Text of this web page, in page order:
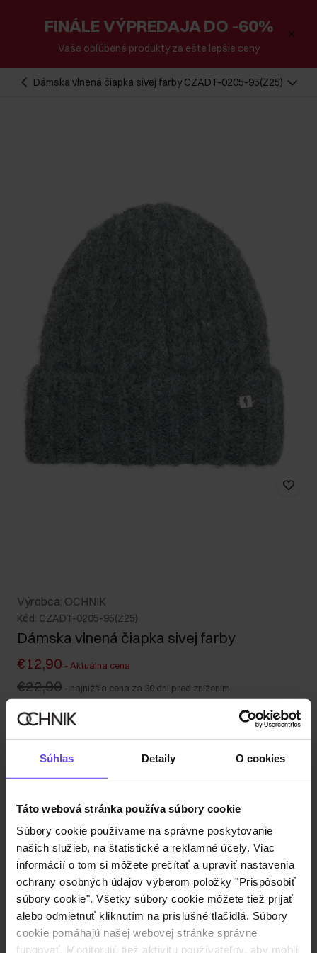
Súhlas Detaily O cookies
Táto webová stránka používa súbory cookie
Súbory cookie používame na správne poskytovanie
našich služieb, na štatistické a reklamné účely. Viac
informácií o tom si môžete prečítať a upraviť nastavenia
ochrany osobných údajov výberom položky "Prispôsobiť
súbory cookie". Všetky súbory cookie môžete tiež prijať
alebo odmietnuť kliknutím na príslušné tlačidlá. Súbory
cookie pomáhajú našej webovej stránke správne
fungovať. Monitorujú tiež aktivitu používateľov, aby mohli
FINÁLE VÝPREDAJA DO -60%
Vaše obľúbené produkty za ešte lepšie ceny
Dámska vlnená čiapka sivej farby CZADT-0205-95(Z25)
Výrobca: OCHNIK
Kód: CZADT-0205-95(Z25)
Dámska vlnená čiapka sivej farby
€12,90 - Aktuálna cena
€22,90 - najnižšia cena za 30 dní pred znížením
€22,90- bežná cena
Odoslanie do 1 pracovného dňa
Popis produktu
Detaily
Zloženie a rozmery
Recenzie